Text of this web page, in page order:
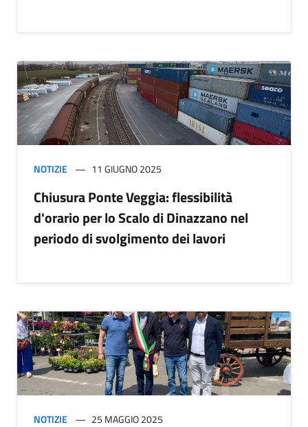
NOTIZIE 11 GIUGNO 2025
Chiusura Ponte Veggia: flessibilità
d'orario per lo Scalo di Dinazzano nel
periodo di svolgimento dei lavori
NOTIZIE 25 MAGGIO 2025